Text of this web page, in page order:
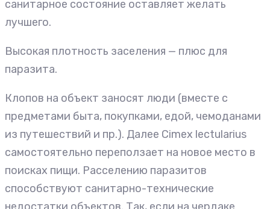
санитарное состояние оставляет желать
лучшего.
Высокая плотность заселения — плюс для
паразита.
Клопов на объект заносят люди (вместе с
предметами быта, покупками, едой, чемоданами
из путешествий и пр.). Далее Cimex lectularius
самостоятельно переползает на новое место в
поисках пищи. Расселению паразитов
способствуют санитарно-технические